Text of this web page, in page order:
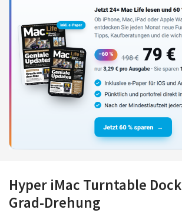
Hyper iMac Turntable
Grad-Drehung